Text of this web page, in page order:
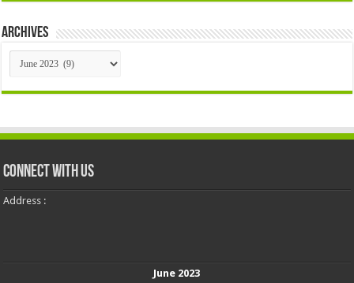
Archives
Archives
Connect With Us
Address :
June 2023